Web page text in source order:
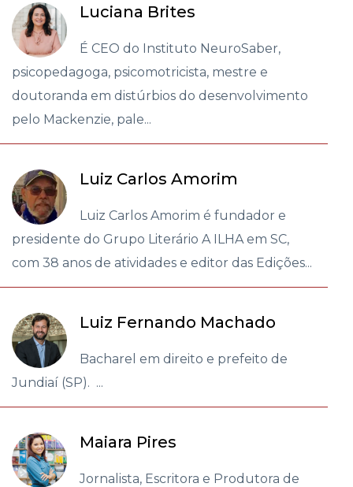
Luciana Brites
É CEO do Instituto NeuroSaber,
psicopedagoga, psicomotricista, mestre e
doutoranda em distúrbios do desenvolvimento
pelo Mackenzie, pale...
Luiz Carlos Amorim
Luiz Carlos Amorim é fundador e
presidente do Grupo Literário A ILHA em SC,
com 38 anos de atividades e editor das Edições...
Luiz Fernando Machado
Bacharel em direito e prefeito de
Jundiaí (SP). ...
Maiara Pires
Jornalista, Escritora e Produtora de